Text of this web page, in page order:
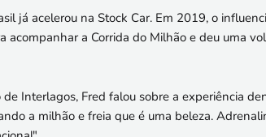
já acelerou na Stock Car. Em 2019, o
a Corrida do Milhão e deu uma
Interlagos, Fred falou sobre a experiência
a milhão e freia que é uma beleza.